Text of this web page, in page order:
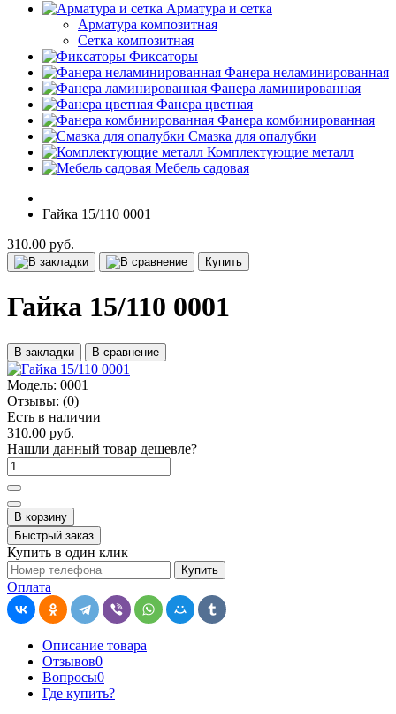
Арматура и сетка
Арматура композитная
Сетка композитная
Фиксаторы
Фанера неламинированная
Фанера ламинированная
Фанера цветная
Фанера комбинированная
Смазка для опалубки
Комплектующие металл
Мебель садовая
Гайка 15/110 0001
310.00 руб.
Купить
Гайка 15/110 0001
В закладки В сравнение
Модель: 0001
Отзывы: (0)
Есть в наличии
310.00 руб.
Нашли данный товар дешевле?
В корзину
Быстрый заказ
Купить в один клик
Купить
Оплата
Описание товара
Отзывов0
Вопросы0
Где купить?